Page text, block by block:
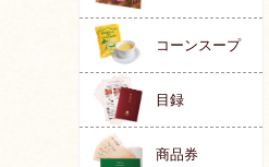
コーンスープ
目録
商品券